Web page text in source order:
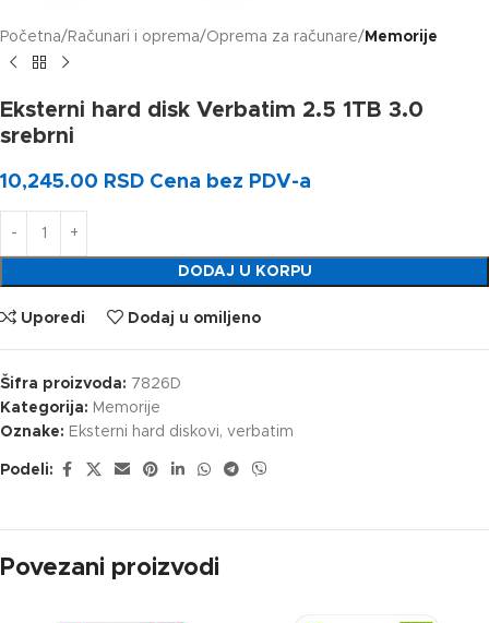
Početna Računari i oprema Oprema za računare Memorije
Eksterni hard disk Verbatim 2.5 1TB 3.0
srebrni
10,245.00 RSD Cena bez PDV-a
DODAJ U KORPU
Uporedi Dodaj u omiljeno
Šifra proizvoda: 7826D
Kategorija: Memorije
Oznake: Eksterni hard diskovi, verbatim
Podeli:
Povezani proizvodi